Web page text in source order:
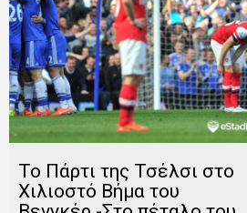
To Πάρτι της Τσέλσι στο
Χιλιοστό Βήμα του